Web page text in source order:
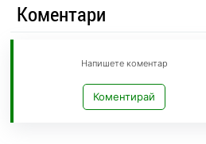
Коментари
Напишете коментар
Коментирай